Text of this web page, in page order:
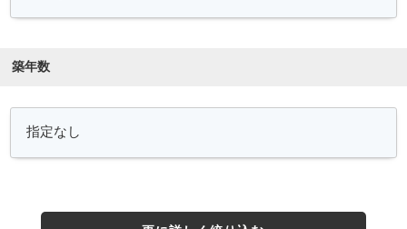
築年数